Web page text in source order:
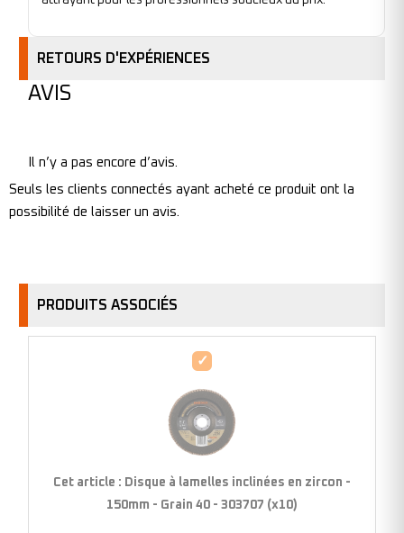
RETOURS D'EXPÉRIENCES
AVIS
Il n’y a pas encore d’avis.
Seuls les clients connectés ayant acheté ce produit ont la
possibilité de laisser un avis.
PRODUITS ASSOCIÉS
Disque
lamelles
inclinées
en
Cet article : Disque à lamelles inclinées en zircon -
150mm - Grain 40 - 303707 (x10)